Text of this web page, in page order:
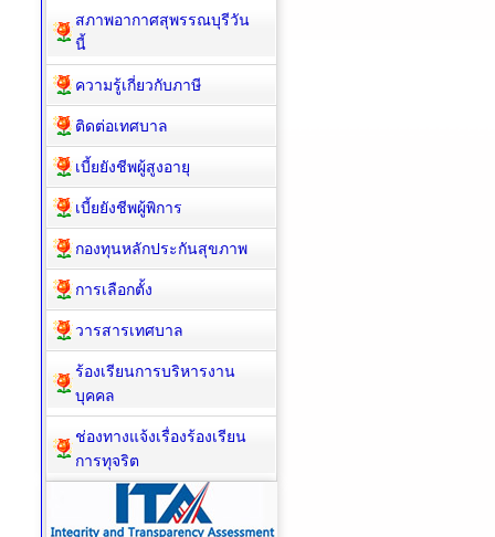
สภาพอากาศสุพรรณบุรีวัน
นี้
ความรู้เกี่ยวกับภาษี
ติดต่อเทศบาล
เบี้ยยังชีพผู้สูงอายุ
เบี้ยยังชีพผู้พิการ
กองทุนหลักประกันสุขภาพ
การเลือกตั้ง
วารสารเทศบาล
ร้องเรียนการบริหารงาน
บุคคล
ช่องทางแจ้งเรื่องร้องเรียน
การทุจริต